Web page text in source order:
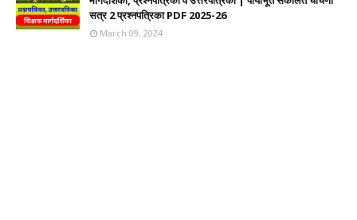
सत्र 2 प्रश्नपत्रिका PDF 2025-26
March 09, 2024